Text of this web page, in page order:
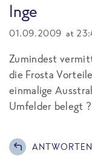
Inge
01.09.2009 at
Zumindest
die Frosta
einmalige
Umfelder belegt ?
ANTWORTEN